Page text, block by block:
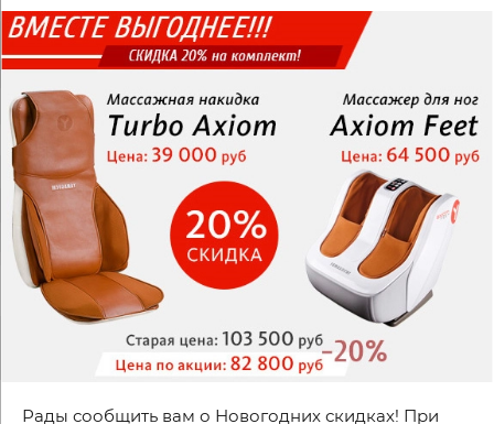
Рады сообщить вам о Новогодних скидках! При